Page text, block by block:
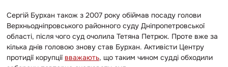
Сергій Бурхан також з 2007 року обіймав посаду голови
Верхньодніпровського районного суду Дніпропетровської
області, після чого суд очолила Тетяна Петрюк. Проте вже за
кілька днів головою знову став Бурхан. Активісти Центру
протидії корупції вважають, що таким чином судді обходили